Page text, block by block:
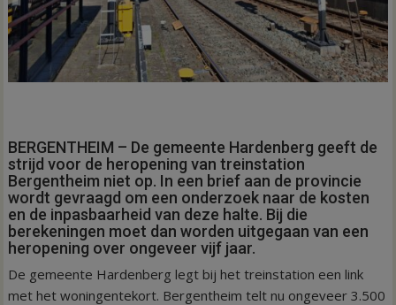
BERGENTHEIM – De gemeente Hardenberg geeft de
strijd voor de heropening van treinstation
Bergentheim niet op. In een brief aan de provincie
wordt gevraagd om een onderzoek naar de kosten
en de inpasbaarheid van deze halte. Bij die
berekeningen moet dan worden uitgegaan van een
heropening over ongeveer vijf jaar.
De gemeente Hardenberg legt bij het treinstation een link
met het woningentekort. Bergentheim telt nu ongeveer 3.500